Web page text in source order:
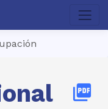
picture_as_pdf